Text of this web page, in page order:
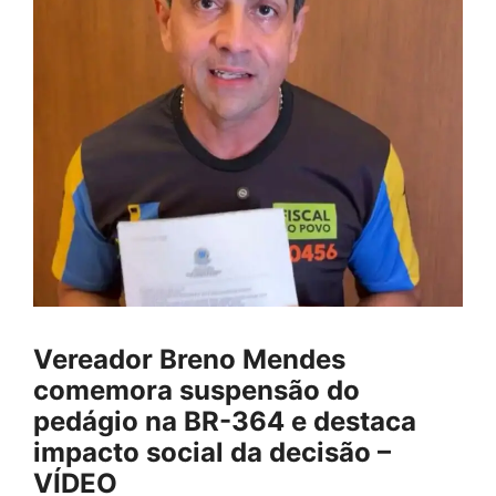
Vereador Breno Mendes
comemora suspensão do
pedágio na BR-364 e destaca
impacto social da decisão –
VÍDEO